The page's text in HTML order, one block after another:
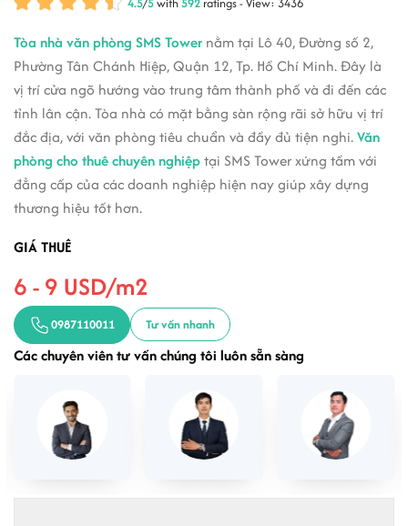
Tòa nhà văn phòng SMS Tower nằm tại Lô 40, Đường số 2,
Phường Tân Chánh Hiệp, Quận 12, Tp. Hồ Chí Minh. Đây là
vị trí cửa ngõ hướng vào trung tâm thành phố và đi đến các
tỉnh lân cận. Tòa nhà có mặt bằng sàn rộng rãi sở hữu vị trí
đắc địa, với văn phòng tiêu chuẩn và đầy đủ tiện nghi.Văn
phòng cho thuê chuyên nghiệptại SMS Tower xứng tầm với
đẳng cấp của các doanh nghiệp hiện nay giúp xây dựng
thương hiệu tốt hơn.
GIÁ THUÊ
6 - 9 USD/m2
0987110011 Tư vấn nhanh
Các chuyên viên tư vấn chúng tôi luôn sẵn sàng